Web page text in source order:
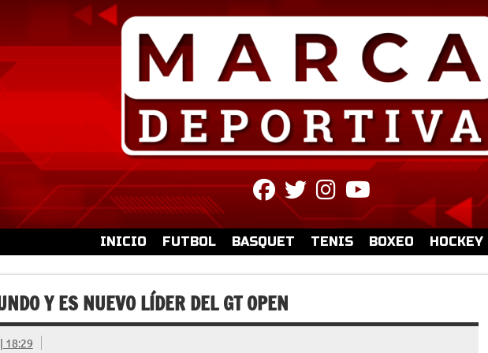
fab
fa-
facebook
fab
fa-
twitter
fab
fa-
instagram
fa-
youtube
INICIO FUTBOL BASQUET TENIS BOXEO HOCKEY
Y ES NUEVO LÍDER DEL GT OPEN
18:29